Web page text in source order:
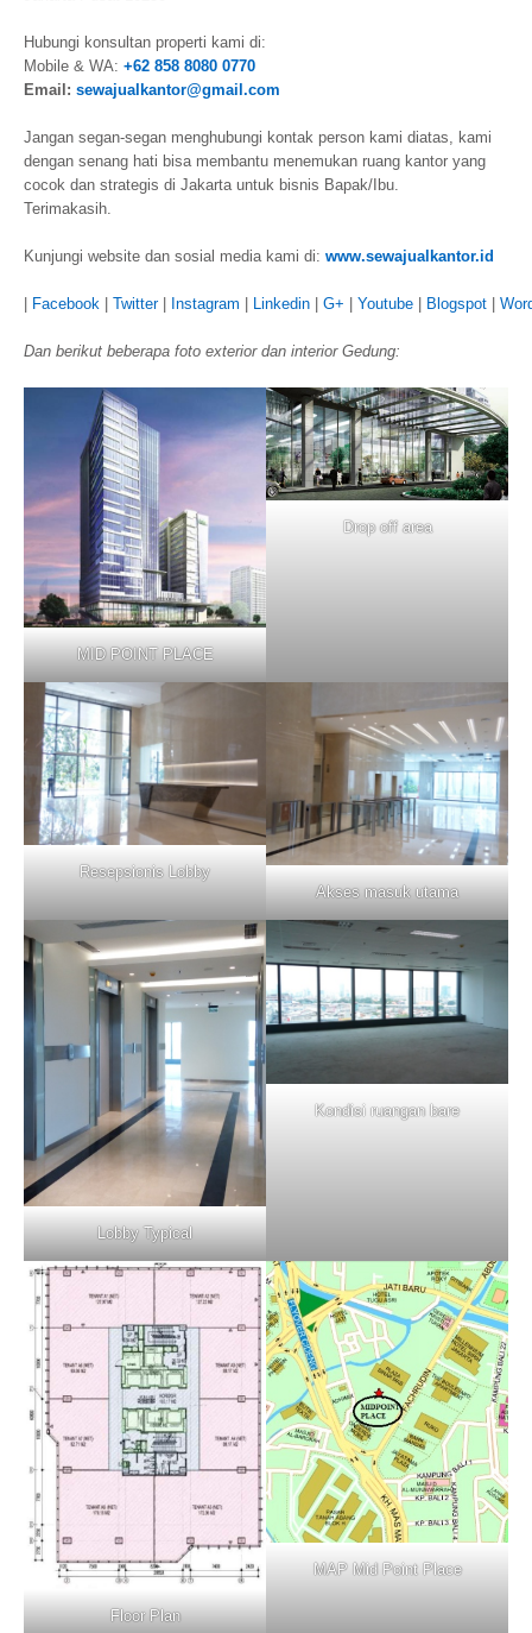
Hubungi konsultan properti kami di:
Mobile & WA: +62 858 8080 0770
Email: sewajualkantor@gmail.com
Jangan segan-segan menghubungi kontak person kami diatas, kami
dengan senang hati bisa membantu menemukan ruang kantor yang
cocok dan strategis di Jakarta untuk bisnis Bapak/Ibu.
Terimakasih.
Kunjungi website dan sosial media kami di: www.sewajualkantor.id
Facebook Twitter| Instagram Linkedin G+ Youtube Blogspot
Dan berikut beberapa foto exterior dan interior Gedung:
MID POINT PLACE
Drop off area
Resepsionis Lobby
Akses masuk utama
Lobby Typical
Kondisi ruangan bare
Floor Plan
MAP Mid Point Place